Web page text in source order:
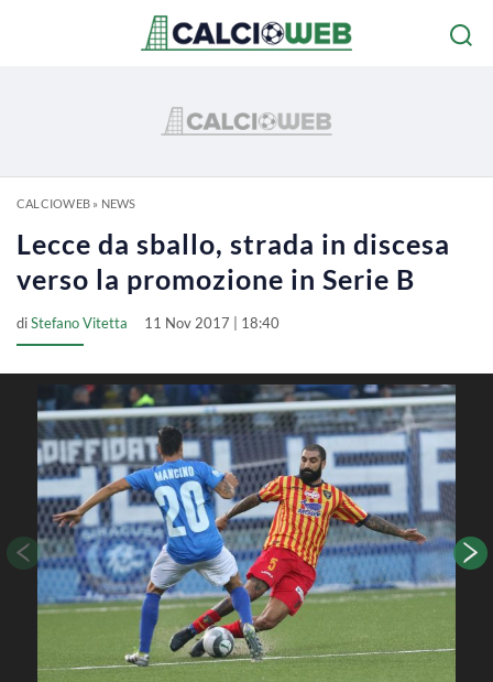
CALCIOWEB» NEWS
Lecce da sballo, strada in discesa
verso la promozione in Serie B
diStefano Vitetta 11 Nov 2017 | 18:40